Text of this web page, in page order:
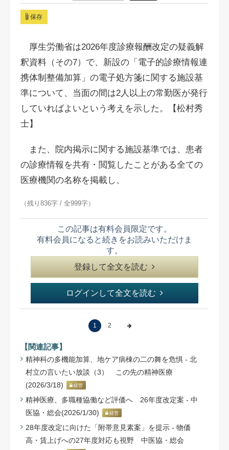
保存
厚生労働省は2026年度診療報酬改定の疑義解
釈資料（その7）で、新設の「電子的診療情報連
携体制整備加算」の電子処方箋に関する施設基
準について、当面の間は2人以上の常勤医が発行
していればよいという考えを示した。【松村秀
士】
また、院内掲示に関する施設基準では、患者
の診療情報を共有・閲覧したことがある全ての
医療機関の名称を掲載し、
（残り836字 / 全999字）
この記事は有料会員限定です。
有料会員になると続きをお読みいただけま
す。
登録して全文を読む
ログインして全文を読む
1 2
【関連記事】
精神科の多機能加算、地ケア病棟の二の舞を危惧 - 北
村立の言いたい放談（3） この先の精神医療
(2026/3/18)
経営
精神医療、多職種協働など評価へ 26年度改定案 - 中
医協・総会(2026/1/30)
経営
28年度改定に向けた「附帯意見素案」を提示 - 物価
高・賃上げへの27年度対応も視野 中医協・総会